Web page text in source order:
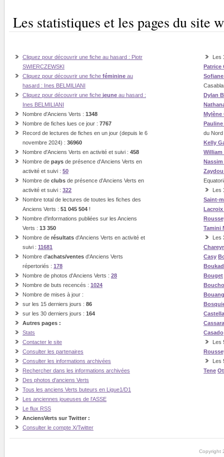
Les statistiques et les pages du site
Cliquez pour découvrir une fiche au hasard : Piotr
SWIERCZEWSKI
Cliquez pour découvrir une fiche féminine au
hasard : Ines BELMILIANI
Cliquez pour découvrir une fiche jeune au hasard :
Ines BELMILIANI
Nombre d'Anciens Verts : 1348
Nombre de fiches lues ce jour : 7767
Record de lectures de fiches en un jour (depuis le 6
novembre 2024) : 36960
Nombre d'Anciens Verts en activité et suivi : 458
Nombre de pays de présence d'Anciens Verts en
activité et suivi : 50
Nombre de clubs de présence d'Anciens Verts en
activité et suivi : 322
Nombre total de lectures de toutes les fiches des
Anciens Verts : 51 045 504 !
Nombre d'informations publiées sur les Anciens
Verts : 13 350
Nombre de résultats d'Anciens Verts en activité et
suivi : 11681
Nombre d'achats/ventes d'Anciens Verts
répertoriés : 178
Nombre de photos d'Anciens Verts : 28
Nombre de buts recencés : 1024
Nombre de mises à jour :
sur les 15 derniers jours : 86
sur les 30 derniers jours : 164
Autres pages :
Stats
Contacter le site
Consulter les partenaires
Consulter les informations archivées
Rechercher dans les informations archivées
Des photos d'anciens Verts
Tous les anciens Verts buteurs en Ligue1/D1
Les anciennes joueuses de l'ASSE
Le flux RSS
AnciensVerts sur Twitter :
Consulter le compte X/Twitter
Les
Patrice
Dylan
Mylène
du Nord
Kelly
William
Les
Saint-
Lacroix
Tamini
Les
Casy
Bouget
Cassara
Casado
Les
Les
Tene
Copyright